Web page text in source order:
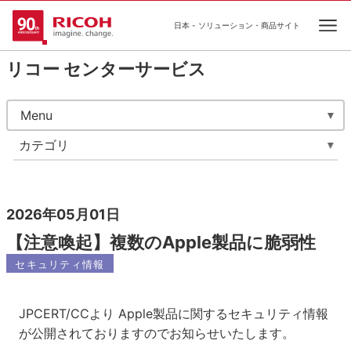
日本 - ソリューション・商品サイト
リコー センターサービス
Menu
カテゴリ
2026年05月01日
【注意喚起】複数のApple製品に脆弱性
セキュリティ情報
JPCERT/CCより Apple製品に関するセキュリティ情報
が公開されておりますのでお知らせいたします。